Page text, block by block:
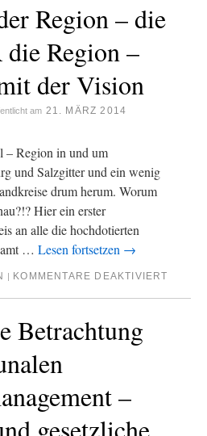
Region – die
Region –
der Vision
am 21. MÄRZ 2014
– Region in und um
und Salzgitter und ein wenig
drum herum. Worum
Hier ein erster
an alle die hochdotierten
… Lesen fortsetzen →
| KOMMENTARE DEAKTIVIERT
Betrachtung
–